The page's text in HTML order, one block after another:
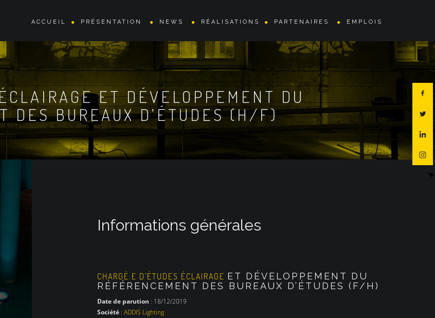
ACCUEIL PRÉSENTATION NEWS RÉALISATIONS PARTENAIRES EMPLOIS
ET DÉVELOPPEMENT DU
DES BUREAUX D’ÉTUDES (H/F)
Informations générales
CHARGÉ.E D’ÉTUDES ÉCLAIRAGE ET DÉVELOPPEMENT DU
RÉFÉRENCEMENT DES BUREAUX D’ÉTUDES (F/H)
Date de parution : 18/12/2019
Société : ADDIS Lighting